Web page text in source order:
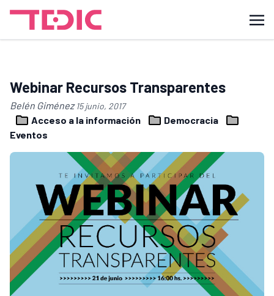
Webinar Recursos Transparentes
Belén Giménez 15 junio, 2017
Acceso a la información
Democracia
Eventos